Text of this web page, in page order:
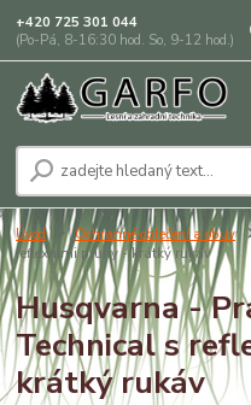
+420 725 301 044
(Po-Pá, 8-16:30 hod. So, 9-12 hod.)
Úvod Ochranné oblečení a obuv
reflexními pruhy - krátký rukáv
Husqvarna -
Technical s
krátký rukáv